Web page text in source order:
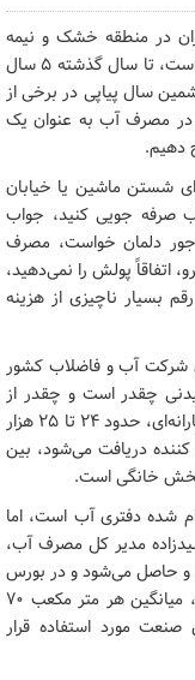
در منطقه خشک و نیمه
خشک قرار دارد، پدیده خشکسالی یک امر طبیعی است، تا سال گذشته ۵ سال
سال پیاپی در برخی از
در مصرف آب به عنوان یک
دهیم.
شستن ماشین یا خیابان
صرفه جویی کنید، جواب
دلمان خواست، مصرف
اتفاقاً پولش را نمی‌دهید،
بسیار ناچیزی از هزینه
شرکت آب و فاضلاب کشور
چقدر است و چقدر از
مردم می‌گیرید، گفت: هر متر مکعب آب با قیمت یارانه‌ای، حدود ۲۴ تا ۲۵ هزار
دریافت می‌شود، بین
شده دفتری آب است، اما
مدیر کل مصرف آب،
و حاصل می‌شود و در بورس
انرژی به بخش خصوصی و صنعت واگذار می‌شود، میانگین هر متر مکعب ۷۰
مورد استفاده قرار